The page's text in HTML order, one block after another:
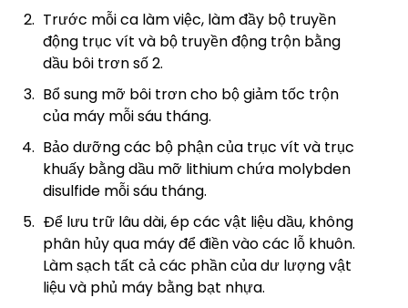
Trước mỗi ca làm việc, làm đầy bộ truyền
động trục vít và bộ truyền động trộn bằng
dầu bôi trơn số 2.
Bổ sung mỡ bôi trơn cho bộ giảm tốc trộn
của máy mỗi sáu tháng.
Bảo dưỡng các bộ phận của trục vít và trục
khuấy bằng dầu mỡ lithium chứa molybden
disulfide mỗi sáu tháng.
Để lưu trữ lâu dài, ép các vật liệu dầu, không
phân hủy qua máy để điền vào các lỗ khuôn.
Làm sạch tất cả các phần của dư lượng vật
liệu và phủ máy bằng bạt nhựa.